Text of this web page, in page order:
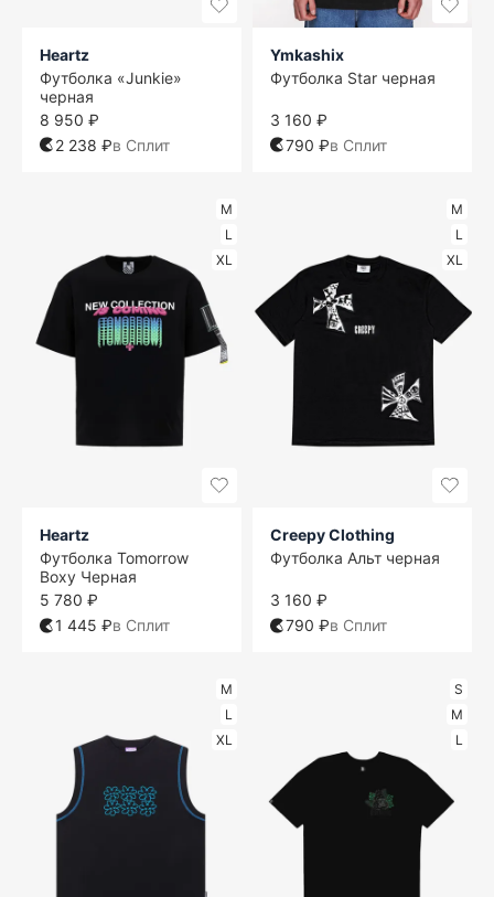
Heartz
Футболка «Junkie»
черная
8 950 ₽
2 238 ₽в Сплит
Ymkashix
Футболка Star черная
3 160 ₽
790 ₽в Сплит
M
L
XL
Heartz
Футболка Tomorrow
Boxy Черная
5 780 ₽
1 445 ₽в Сплит
M
L
XL
Creepy Clothing
Футболка Альт черная
3 160 ₽
790 ₽в Сплит
M
L
XL
S
M
L